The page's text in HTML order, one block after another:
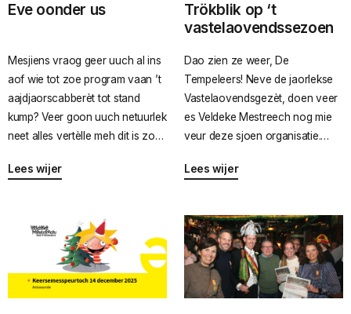
Eve oonder us
Mesjiens vraog geer uuch al ins
aof wie tot zoe program vaan ’t
aajdjaorscabberèt tot stand
kump? Veer goon uuch netuurlek
neet alles vertèlle meh dit is zoe
aonpakke.
Lees wijer
Trökblik op ‘t
vastelaovendssezoen
Dao zien ze weer, De
Tempeleers! Neve de jaorlekse
Vastelaovendsgezèt, doen veer
es Veldeke Mestreech nog mie
veur deze sjoen organisatie.
Tempeleers hun jaorverslaag
op ‘t aofgeloupe
carnevalssezoen. Zoe oontsteit
‘n prachteg tiedsdocumint vaan
’t sjoenste fies vaan ‘t jaor. ‘t Is
Lees wijer